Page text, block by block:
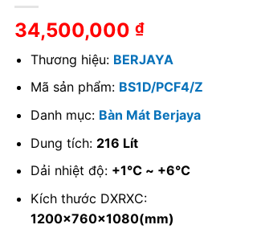
34,500,000 ₫
Thương hiệu: BERJAYA
Mã sản phẩm: BS1D/PCF4/Z
Danh mục: Bàn Mát Berjaya
Dung tích: 216 Lít
Dải nhiệt độ: +1℃ ~ +6℃
Kích thước DXRXC:
1200x760x1080(mm)